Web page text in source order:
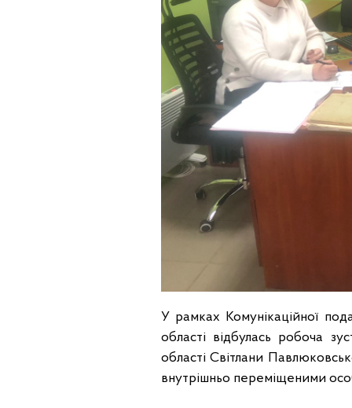
У рамках Комунікаційної
області відбулась робоча
області Світлани
внутрішньо переміщеними